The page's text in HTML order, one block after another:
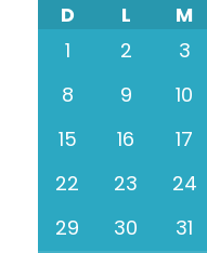
D L M
1
2 3
8
9 10
15
16 17
22
23 24
29
30 31